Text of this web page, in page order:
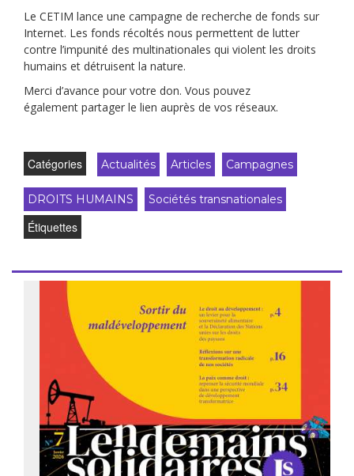
Le CETIM lance une campagne de recherche de fonds sur
Internet. Les fonds récoltés nous permettent de lutter
contre l’impunité des multinationales qui violent les droits
humains et détruisent la nature.
Merci d’avance pour votre don. Vous pouvez
également partager le lien auprès de vos réseaux.
Catégories Actualités Articles Campagnes
DROITS HUMAINS Sociétés transnationales
Étiquettes